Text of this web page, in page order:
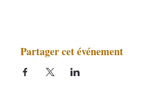
Partager cet événement